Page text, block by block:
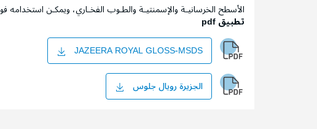
الأسطح الخرسانيـة والإسمنتيـة والطـوب الفخـاري، ويمكـن
تطبيق pdf
JAZEERA ROYAL GLOSS-MSDS
الجزيرة رويال جلوس